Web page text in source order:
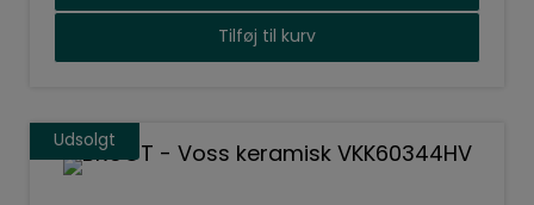
Tilføj til kurv
Udsolgt